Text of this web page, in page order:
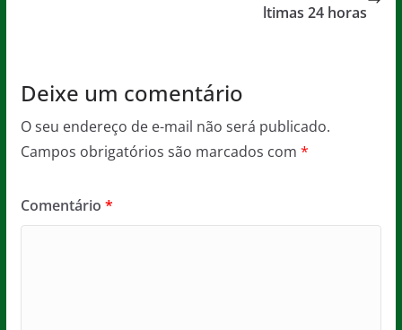
ltimas 24 horas
Deixe um comentário
O seu endereço de e-mail não será publicado.
Campos obrigatórios são marcados com *
Comentário *